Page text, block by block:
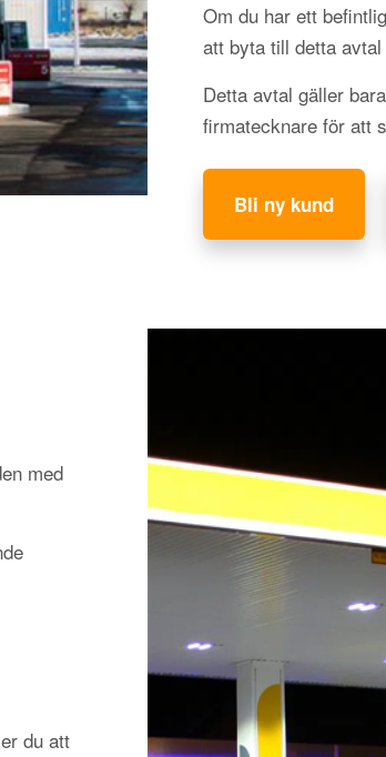
Om du har ett
att byta till detta
Detta avtal gäller
firmatecknare för att
Bli ny kund
med
du att